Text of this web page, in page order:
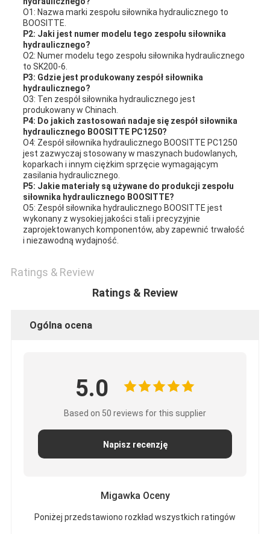
O1: Nazwa marki zespołu siłownika hydraulicznego to
BOOSITTE.
P2: Jaki jest numer modelu tego zespołu siłownika
hydraulicznego?
O2: Numer modelu tego zespołu siłownika hydraulicznego
to SK200-6.
P3: Gdzie jest produkowany zespół siłownika
hydraulicznego?
O3: Ten zespół siłownika hydraulicznego jest
produkowany w Chinach.
P4: Do jakich zastosowań nadaje się zespół siłownika
hydraulicznego BOOSITTE PC1250?
O4: Zespół siłownika hydraulicznego BOOSITTE PC1250
jest zazwyczaj stosowany w maszynach budowlanych,
koparkach i innym ciężkim sprzęcie wymagającym
zasilania hydraulicznego.
P5: Jakie materiały są używane do produkcji zespołu
siłownika hydraulicznego BOOSITTE?
O5: Zespół siłownika hydraulicznego BOOSITTE jest
wykonany z wysokiej jakości stali i precyzyjnie
zaprojektowanych komponentów, aby zapewnić trwałość
i niezawodną wydajność.
Ratings & Review
Ratings & Review
Ogólna ocena
5.0
Based on 50 reviews for this supplier
Napisz recenzję
Migawka Oceny
Poniżej przedstawiono rozkład wszystkich ratingów